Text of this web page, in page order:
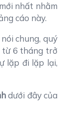
mới nhất nhằm
cáo này.
chung, quý
từ 6 tháng trở
lặp đi lặp lại,
dưới đây của